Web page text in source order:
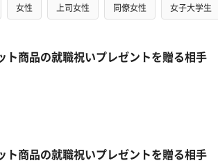
女性 上司女性 同僚女性 女子大学生
ト商品の就職祝いプレゼントを贈る相手
ト商品の就職祝いプレゼントを贈る相手